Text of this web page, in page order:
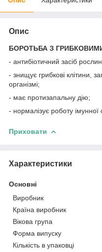
Опис
БОРОТЬБА З
- антибіотичний засіб
- знищує грибкові клітини,
організмі;
- має протизапальну дію;
- нормалізує роботу імунної
Приховати
Характеристики
Основні
Виробник
Країна виробник
Вікова група
Форма випуску
Кількість в упаковці